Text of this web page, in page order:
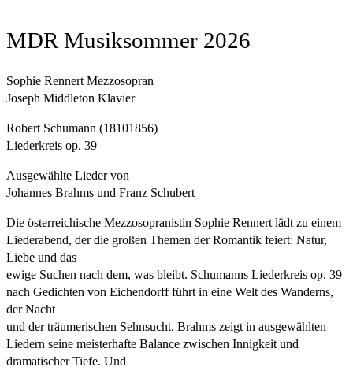
MDR Musiksommer 2026
Sophie Rennert Mezzosopran
Joseph Middleton Klavier
Robert Schumann (18101856)
Liederkreis op. 39
Ausgewählte Lieder von
Johannes Brahms und Franz Schubert
Die österreichische Mezzosopranistin Sophie Rennert lädt zu einem
Liederabend, der die großen Themen der Romantik feiert: Natur,
Liebe und das
ewige Suchen nach dem, was bleibt. Schumanns Liederkreis op. 39
nach Gedichten von Eichendorff führt in eine Welt des Wanderns,
der Nacht
und der träumerischen Sehnsucht. Brahms zeigt in ausgewählten
Liedern seine meisterhafte Balance zwischen Innigkeit und
dramatischer Tiefe. Und